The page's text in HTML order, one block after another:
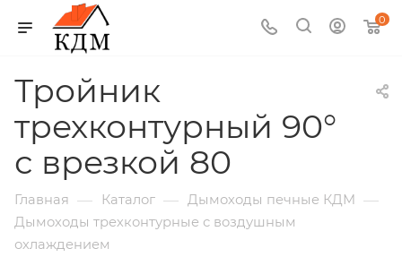
0
Тройник
трехконтурный 90°
с врезкой 80
Главная — Каталог — Дымоходы печные КДМ —
Дымоходы трехконтурные с воздушным
охлаждением